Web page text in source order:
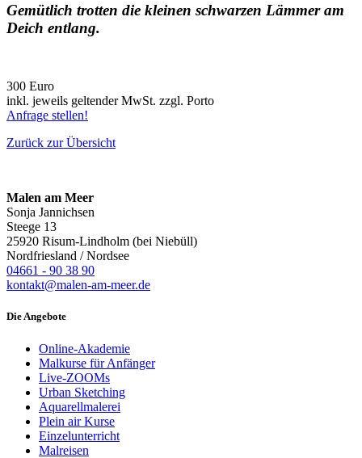
Gemütlich trotten die kleinen schwarzen Lämmer am
Deich entlang.
300 Euro
inkl. jeweils geltender MwSt. zzgl. Porto
Anfrage stellen!
Zurück zur Übersicht
Malen am Meer
Sonja Jannichsen
Steege 13
25920 Risum-Lindholm (bei Niebüll)
Nordfriesland / Nordsee
04661 - 90 38 90
kontakt@malen-am-meer.de
Die Angebote
Online-Akademie
Malkurse für Anfänger
Live-ZOOMs
Urban Sketching
Aquarellmalerei
Plein air Kurse
Einzelunterricht
Malreisen